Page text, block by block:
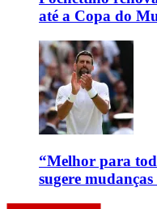
até a Copa do
“Melhor para
sugere